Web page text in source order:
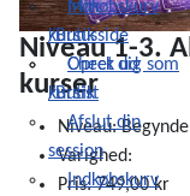
Indkøbskurv
/Butik
Check ud
/Butik
Min
kursusside
Opret dig som
kursist
Afslut din
session
Indkøbskurv
Niveau 1-3.
kurser
Niveau:
Varighed:
Pris:749,00 kr